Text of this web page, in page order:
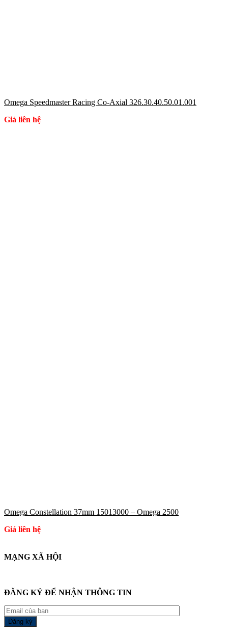
Omega Speedmaster Racing Co-Axial 326.30.40.50.01.001
Giá liên hệ
Omega Constellation 37mm 15013000 – Omega 2500
Giá liên hệ
MẠNG XÃ HỘI
ĐĂNG KÝ ĐỂ NHẬN THÔNG TIN